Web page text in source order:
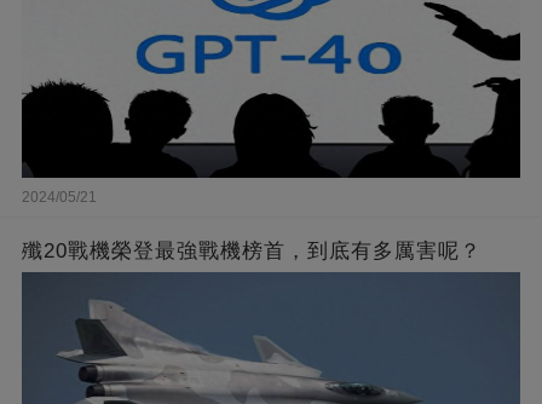
2024/05/21
殲20戰機榮登最強戰機榜首，到底有多厲害呢？